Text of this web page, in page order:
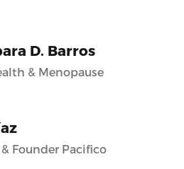
D. Barros
& Menopause
Founder Pacifico